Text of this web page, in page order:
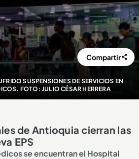
SUSPENSIONES DE SERVICIOS EN
FOTO: JULIO CÉSAR HERRERA
Compartir
de Antioquia cierran las
EPS
se encuentran el Hospital